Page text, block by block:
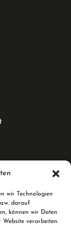
wir Technologien
darauf
können wir Daten
verarbeiten.
Recht